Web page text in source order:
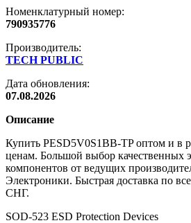
Номенклатурный номер:
790935776
Производитель:
TECH PUBLIC
Дата обновления:
07.08.2026
Описание
Купить PESD5V0S1BB-TP оптом и в
ценам. Большой выбор качественных
компонентов от ведущих
Электроники. Быстрая доставка по
СНГ.
SOD-523 ESD Protection Devices